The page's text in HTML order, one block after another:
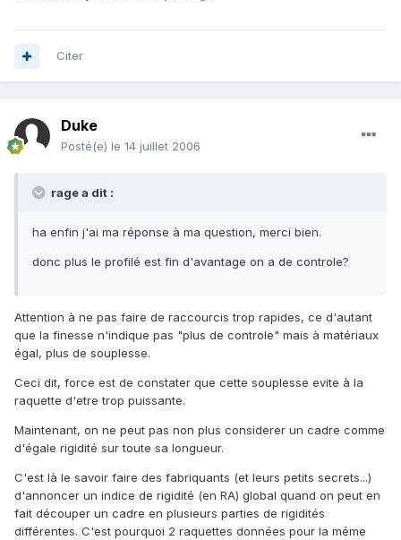
Citer
Duke
Posté(e) le 14 juillet 2006
rage a dit :
ha enfin j'ai ma réponse à ma question, merci bien.
donc plus le profilé est fin d'avantage on a de controle?
Attention à ne pas faire de raccourcis trop rapides, ce d'autant
que la finesse n'indique pas "plus de controle" mais à matériaux
égal, plus de souplesse.
Ceci dit, force est de constater que cette souplesse evite à la
raquette d'etre trop puissante.
Maintenant, on ne peut pas non plus considerer un cadre comme
d'égale rigidité sur toute sa longueur.
C'est là le savoir faire des fabriquants (et leurs petits secrets...)
d'annoncer un indice de rigidité (en RA) global quand on peut en
fait découper un cadre en plusieurs parties de rigidités
différentes. C'est pourquoi 2 raquettes données pour la méme